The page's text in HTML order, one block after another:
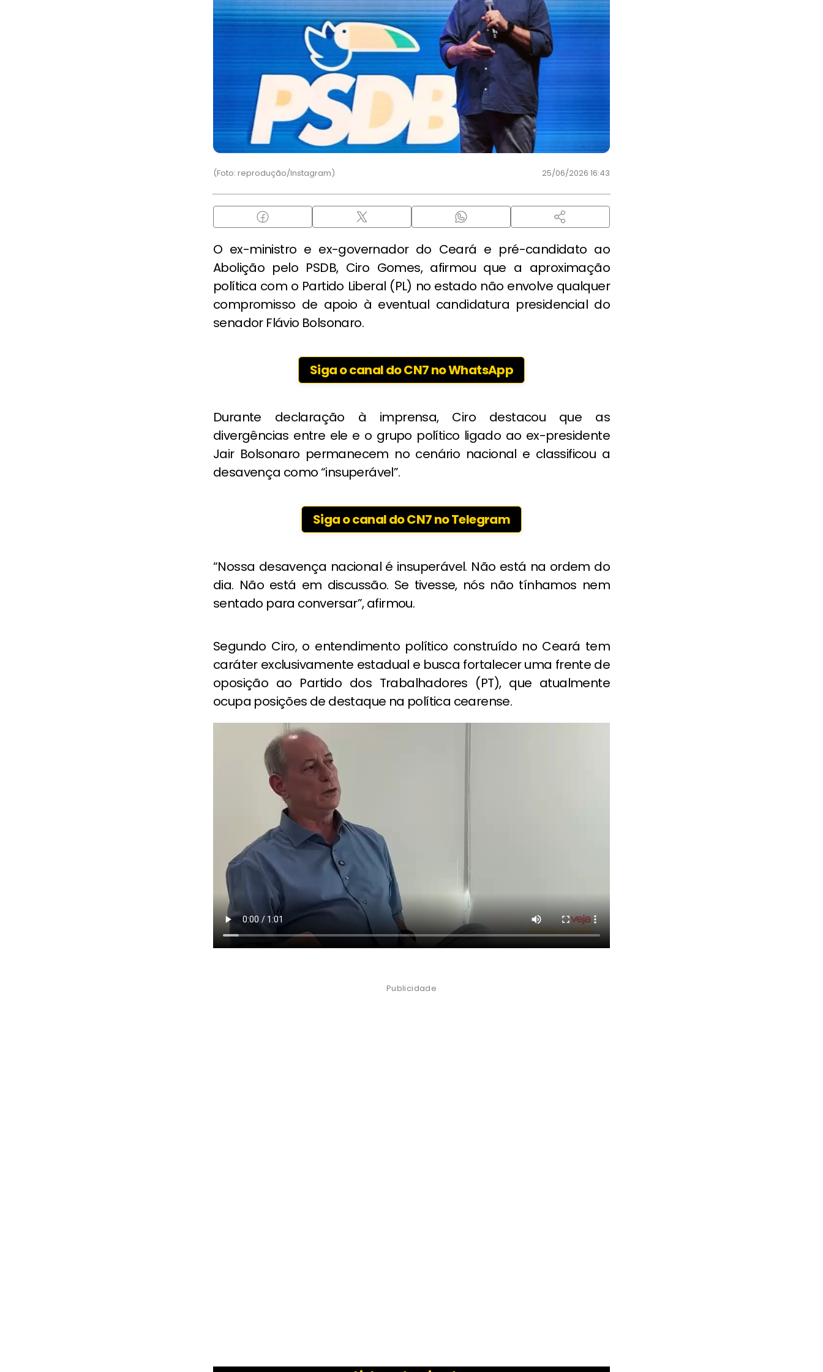
(Foto: reprodução/Instagram) 25/06/2026 16:43
O ex-ministro e ex-governador do Ceará e pré-candidato ao
Abolição pelo PSDB, Ciro Gomes, afirmou que a aproximação
política com o Partido Liberal (PL) no estado não envolve qualquer
compromisso de apoio à eventual candidatura presidencial do
senador Flávio Bolsonaro.
Siga o canal do CN7 no WhatsApp
Durante declaração à imprensa, Ciro destacou que as
divergências entre ele e o grupo político ligado ao ex-presidente
Jair Bolsonaro permanecem no cenário nacional e classificou a
desavença como “insuperável”.
Siga o canal do CN7 no Telegram
“Nossa desavença nacional é insuperável. Não está na ordem do
dia. Não está em discussão. Se tivesse, nós não tínhamos nem
sentado para conversar”, afirmou.
Segundo Ciro, o entendimento político construído no Ceará tem
caráter exclusivamente estadual e busca fortalecer uma frente de
oposição ao Partido dos Trabalhadores (PT), que atualmente
ocupa posições de destaque na política cearense.
Publicidade